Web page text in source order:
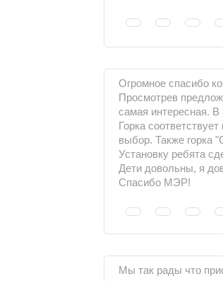
Огромное спасибо
Просмотрев
самая интересная. В
Горка
выбор. Также горка
Установку ребята
Дети довольны, я
Спасибо МЭР!
Мы так рады что